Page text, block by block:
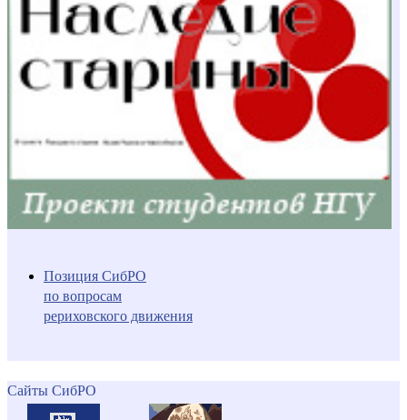
Позиция СибРО
по вопросам
рериховского движения
Сайты СибРО